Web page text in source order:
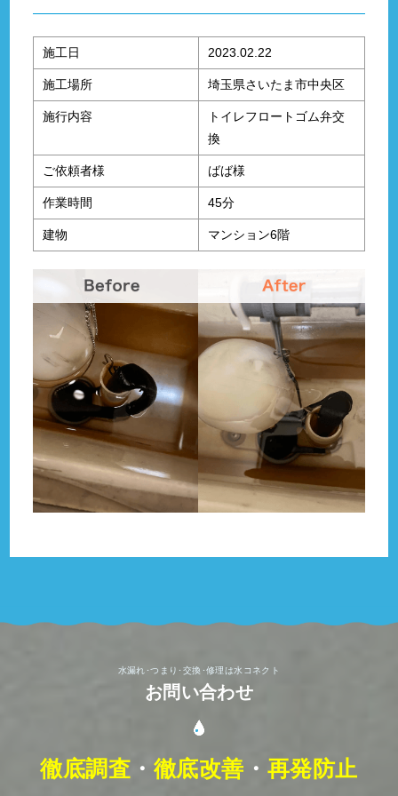
施工日 2023.02.22
施工場所 埼玉県さいたま市中央区
施行内容
トイレフロートゴム弁交
換
ご依頼者様 ばば様
作業時間 45分
建物 マンション6階
水漏れ･つまり･交換･修理は水コネクト
お問い合わせ
徹底調査 ・ 徹底改善 ・ 再発防止